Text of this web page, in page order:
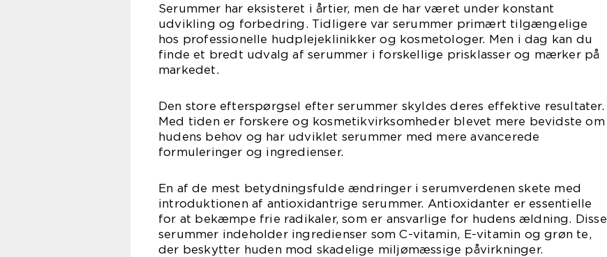
Serummer har eksisteret i årtier, men de har været under konstant
udvikling og forbedring. Tidligere var serummer primært tilgængelige
hos professionelle hudplejeklinikker og kosmetologer. Men i dag kan du
finde et bredt udvalg af serummer i forskellige prisklasser og mærker på
markedet.
Den store efterspørgsel efter serummer skyldes deres effektive resultater.
Med tiden er forskere og kosmetikvirksomheder blevet mere bevidste om
hudens behov og har udviklet serummer med mere avancerede
formuleringer og ingredienser.
En af de mest betydningsfulde ændringer i serumverdenen skete med
introduktionen af antioxidantrige serummer. Antioxidanter er essentielle
for at bekæmpe frie radikaler, som er ansvarlige for hudens ældning. Disse
serummer indeholder ingredienser som C-vitamin, E-vitamin og grøn te,
der beskytter huden mod skadelige miljømæssige påvirkninger.